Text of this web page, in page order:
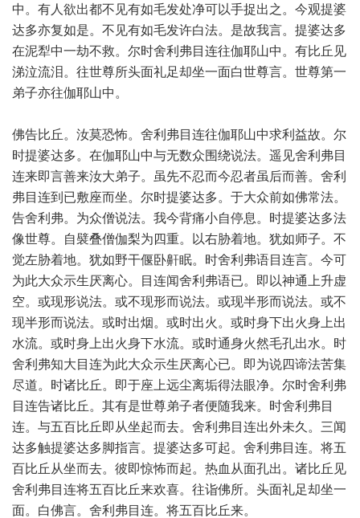
中。有人欲出都不见有如毛发处净可以手捉出之。今观提婆
达多亦复如是。不见有如毛发许白法。是故我言。提婆达多
在泥犁中一劫不救。尔时舍利弗目连往伽耶山中。有比丘见
涕泣流泪。往世尊所头面礼足却坐一面白世尊言。世尊第一
弟子亦往伽耶山中。
佛告比丘。汝莫恐怖。舍利弗目连往伽耶山中求利益故。尔
时提婆达多。在伽耶山中与无数众围绕说法。遥见舍利弗目
连来即言善来汝大弟子。虽先不忍而今忍者虽后而善。舍利
弗目连到已敷座而坐。尔时提婆达多。于大众前如佛常法。
告舍利弗。为众僧说法。我今背痛小自停息。时提婆达多法
像世尊。自襞叠僧伽梨为四重。以右胁着地。犹如师子。不
觉左胁着地。犹如野干偃卧鼾眠。时舍利弗语目连言。今可
为此大众示生厌离心。目连闻舍利弗语已。即以神通上升虚
空。或现形说法。或不现形而说法。或现半形而说法。或不
现半形而说法。或时出烟。或时出火。或时身下出火身上出
水流。或时身上出火身下水流。或时通身火然毛孔出水。时
舍利弗知大目连为此大众示生厌离心已。即为说四谛法苦集
尽道。时诸比丘。即于座上远尘离垢得法眼净。尔时舍利弗
目连告诸比丘。其有是世尊弟子者便随我来。时舍利弗目
连。与五百比丘即从坐起而去。舍利弗目连出外未久。三闻
达多触提婆达多脚指言。提婆达多可起。舍利弗目连。将五
百比丘从坐而去。彼即惊怖而起。热血从面孔出。诸比丘见
舍利弗目连将五百比丘来欢喜。往诣佛所。头面礼足却坐一
面。白佛言。舍利弗目连。将五百比丘来。